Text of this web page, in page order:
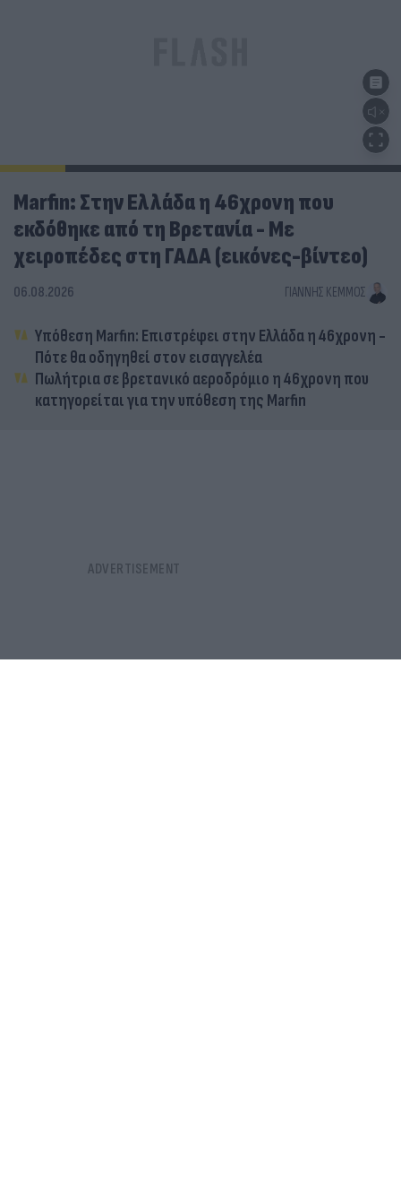
Marfin: Στην Ελλάδα η 46χρονη που
εκδόθηκε από τη Βρετανία - Με
χειροπέδες στη ΓΑΔΑ (εικόνες-βίντεο)
06.08.2026 ΓΙΆΝΝΗΣ ΚΈΜΜΟΣ
Υπόθεση Marfin: Επιστρέφει στην Ελλάδα η 46χρονη -
Πότε θα οδηγηθεί στον εισαγγελέα
Πωλήτρια σε βρετανικό αεροδρόμιο η 46χρονη που
κατηγορείται για την υπόθεση της Marfin